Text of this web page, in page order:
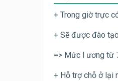
+ Trong giờ trực
+ Sẽ được đào
=> Mức l ương từ
+ Hỗ trợ chỗ ở lại